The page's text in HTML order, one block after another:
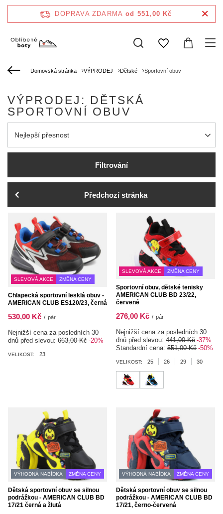
DOPRAVA ZDARMA od 551,00 Kč
Domovská stránka VÝPRODEJ Dětské Sportovní obuv
VÝPRODEJ: DĚTSKÁ
SPORTOVNÍ OBUV
Zmień sortowanie
Nejlepší přesnost
Filtrování
Předchozí stránka
SLEVOVÁ AKCE ZMĚNA CENY
Chlapecká sportovní lesklá obuv -
AMERICAN CLUB ES120/23, černá
530,00 Kč / pár
Nejnižší cena za posledních 30
dnů před slevou: 663,00 Kč -20%
VELIKOST: 23
SLEVOVÁ AKCE ZMĚNA CENY
Sportovní obuv, dětské tenisky
AMERICAN CLUB BD 23/22,
červené
276,00 Kč / pár
Nejnižší cena za posledních 30
dnů před slevou: 441,00 Kč -37%
Standardní cena: 551,00 Kč -50%
VELIKOST: 25 26 29 30
VÝHODNÁ NABÍDKA ZMĚNA CENY
Dětská sportovní obuv se silnou
podrážkou - AMERICAN CLUB BD
17/21 černá a žlutá
VÝHODNÁ NABÍDKA ZMĚNA CENY
Dětská sportovní obuv se silnou
podrážkou - AMERICAN CLUB BD
17/21, černo-červená